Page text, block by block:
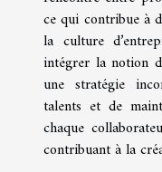
ce qui contribue à
la culture
intégrer la notion
une stratégie
talents et de
chaque
contribuant à la